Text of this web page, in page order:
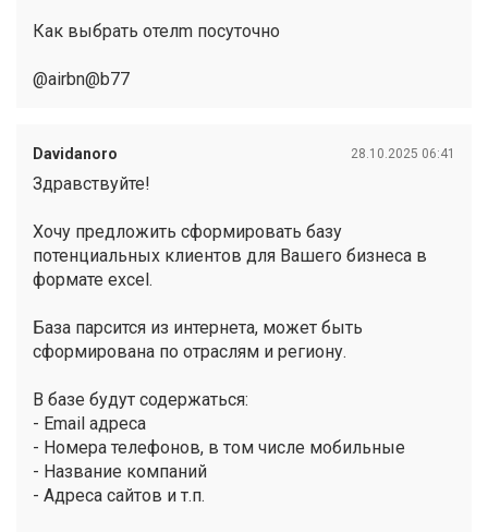
Как выбрать отелm посуточно
@airbn@b77
Davidanoro 28.10.2025 06:41
Здравствуйте!
Хочу предложить сформировать базу
потенциальных клиентов для Вашего бизнеса в
формате excel.
База парcится из интернета, может быть
сформирована по отраслям и региону.
В базе будут содержаться:
- Email адреса
- Номера телефонов, в том числе мобильные
- Название компаний
- Адреса сайтов и т.п.